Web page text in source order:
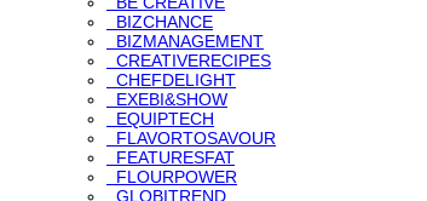
BIZCHANCE
BIZMANAGEMENT
CREATIVERECIPES
CHEFDELIGHT
EXEBI&SHOW
EQUIPTECH
FLAVORTOSAVOUR
FEATURESFAT
FLOURPOWER
GLOBITREND